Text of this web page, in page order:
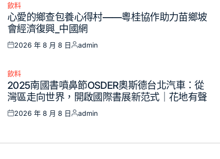
Posted
in
飲料
心愛的鄉查包養心得村——粵桂協作助力苗鄉坡
會經濟復興_中國網
Posted
2026 年 8 月 8 日
Posted
admin
Posted
in
飲料
2025南國書噴鼻節OSDER奧斯德台北汽車：從
灣區走向世界，開啟國際書展新范式｜花地有聲
Posted
2026 年 8 月 8 日
Posted
admin